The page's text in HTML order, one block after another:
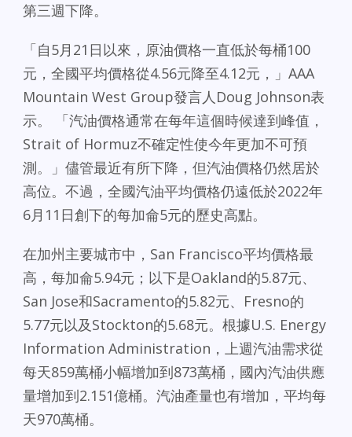
第三週下降。
「自5月21日以來，原油價格一直低於每桶100
元，全國平均價格從4.56元降至4.12元，」AAA
Mountain West Group發言人Doug Johnson表
示。 「汽油價格通常在每年這個時候達到峰值，
Strait of Hormuz不確定性使今年更加不可預
測。」儘管最近有所下降，但汽油價格仍然居於
高位。不過，全國汽油平均價格仍遠低於2022年
6月11日創下的每加侖5元的歷史高點。
在加州主要城市中，San Francisco平均價格最
高，每加侖5.94元；以下是Oakland的5.87元、
San Jose和Sacramento的5.82元、Fresno的
5.77元以及Stockton的5.68元。根據U.S. Energy
Information Administration，上週汽油需求從
每天859萬桶小幅增加到873萬桶，國內汽油供應
量增加到2.151億桶。汽油產量也有增加，平均每
天970萬桶。